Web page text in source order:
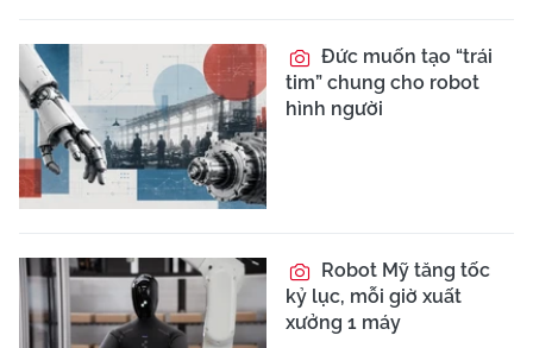
Đức muốn tạo “trái
tim” chung cho robot
hình người
Robot Mỹ tăng tốc
kỷ lục, mỗi giờ xuất
xưởng 1 máy